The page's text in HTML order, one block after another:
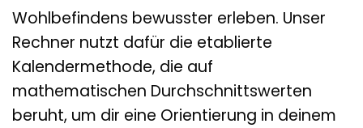
Wohlbefindens bewusster erleben. Unser
Rechner nutzt dafür die etablierte
Kalendermethode, die auf
mathematischen Durchschnittswerten
beruht, um dir eine Orientierung in deinem